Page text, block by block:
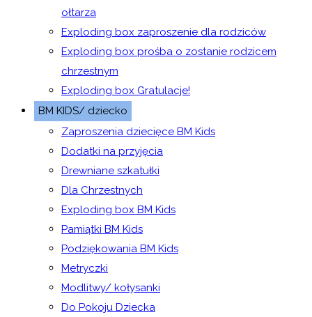
ołtarza
Exploding box zaproszenie dla rodziców
Exploding box prośba o zostanie rodzicem
chrzestnym
Exploding box Gratulacje!
BM KIDS/ dziecko
Zaproszenia dziecięce BM Kids
Dodatki na przyjęcia
Drewniane szkatułki
Dla Chrzestnych
Exploding box BM Kids
Pamiątki BM Kids
Podziękowania BM Kids
Metryczki
Modlitwy/ kołysanki
Do Pokoju Dziecka